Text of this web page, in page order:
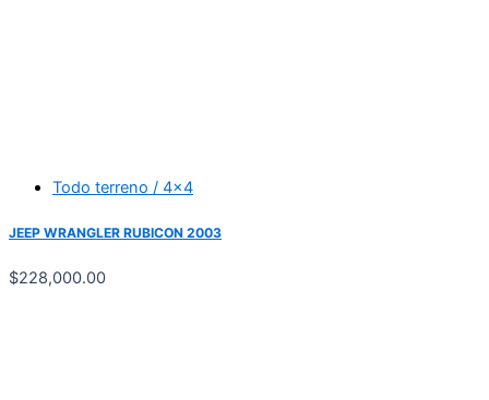
Todo terreno / 4x4
JEEP WRANGLER RUBICON 2003
$228,000.00